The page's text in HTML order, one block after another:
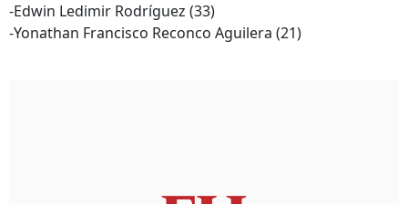
-Edwin Ledimir Rodríguez (33)
-Yonathan Francisco Reconco Aguilera (21)